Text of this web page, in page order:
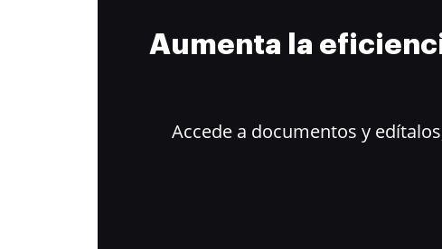
Aumenta la
Accede a documentos y